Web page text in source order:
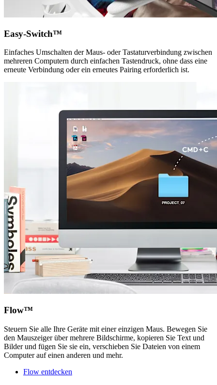
Easy-Switch™
Einfaches Umschalten der Maus- oder Tastaturverbindung zwischen
mehreren Computern durch einfachen Tastendruck, ohne dass eine
erneute Verbindung oder ein erneutes Pairing erforderlich ist.
Flow™
Steuern Sie alle Ihre Geräte mit einer einzigen Maus. Bewegen Sie
den Mauszeiger über mehrere Bildschirme, kopieren Sie Text und
Bilder und fügen Sie sie ein, verschieben Sie Dateien von einem
Computer auf einen anderen und mehr.
Flow entdecken